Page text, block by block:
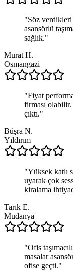
"Söz verdikleri
asansörlü
sağlık."
Murat H.
Osmangazi
"Fiyat
firması olabilir.
çıktı."
Büşra N.
Yıldırım
"Yüksek katlı
uyarak çok
kiralama
Tarık E.
Mudanya
"Ofis
masalar
ofise geçti."